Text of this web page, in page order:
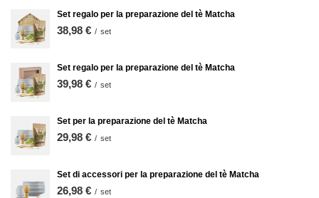
Set regalo per la preparazione del tè Matcha
38,98 € / set
Set regalo per la preparazione del tè Matcha
39,98 € / set
Set per la preparazione del tè Matcha
29,98 € / set
Set di accessori per la preparazione del tè Matcha
26,98 € / set